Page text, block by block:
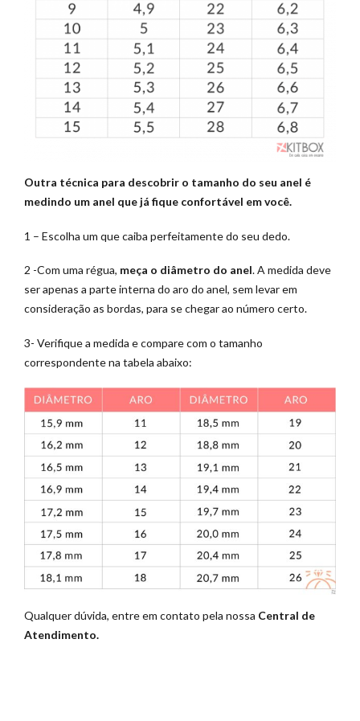
Outra técnica para descobrir o tamanho do seu anel é
medindo um anel que já fique confortável em você.
1 – Escolha um que caiba perfeitamente do seu dedo.
2 -Com uma régua, meça o diâmetro do anel. A medida deve
ser apenas a parte interna do aro do anel, sem levar em
consideração as bordas, para se chegar ao número certo.
3- Verifique a medida e compare com o tamanho
correspondente na tabela abaixo:
Qualquer dúvida, entre em contato pela nossa Central de
Atendimento.